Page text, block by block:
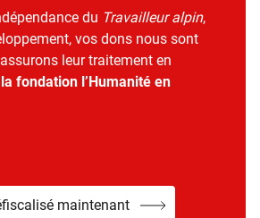
du Travailleur alpin,
vos dons nous sont
leur traitement en
la fondation l’Humanité en
maintenant